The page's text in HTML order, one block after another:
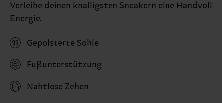
Verleihe deinen knalligsten Sneakern eine Handvoll
Energie.
Gepolsterte Sohle
Fußunterstützung
Nahtlose Zehen